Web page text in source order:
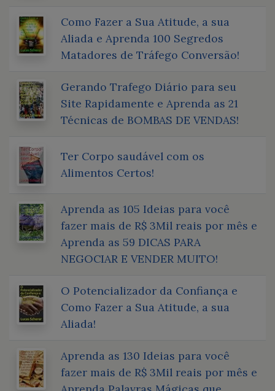
Como Fazer a Sua Atitude, a sua
Aliada e Aprenda 100 Segredos
Matadores de Tráfego Conversão!
Gerando Trafego Diário para seu
Site Rapidamente e Aprenda as 21
Técnicas de BOMBAS DE VENDAS!
Ter Corpo saudável com os
Alimentos Certos!
Aprenda as 105 Ideias para você
fazer mais de R$ 3Mil reais por mês e
Aprenda as 59 DICAS PARA
NEGOCIAR E VENDER MUITO!
O Potencializador da Confiança e
Como Fazer a Sua Atitude, a sua
Aliada!
Aprenda as 130 Ideias para você
fazer mais de R$ 3Mil reais por mês e